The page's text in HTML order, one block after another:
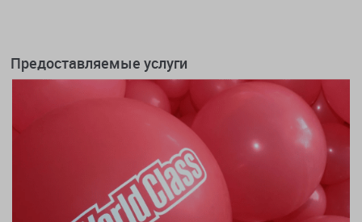
Предоставляемые услуги